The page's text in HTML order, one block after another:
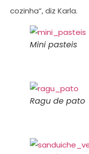
cozinha”, diz Karla.
Mini pasteis
Ragu de pato